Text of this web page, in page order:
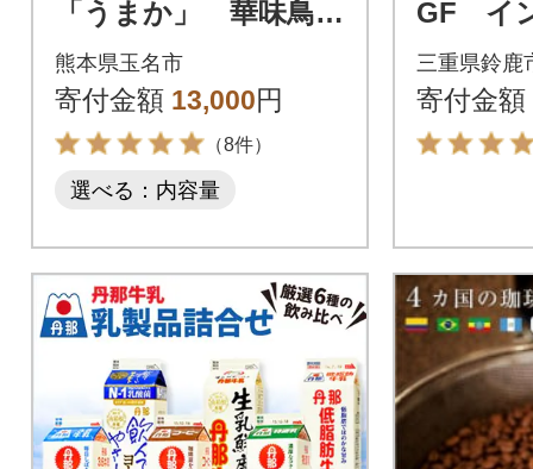
「うまか」 華味鳥1
00%使用 総合栄養
食 1.5kg
熊本県玉名市
寄付金額 13,000円
（8件）
選べる：内容量
GF イ
ーヒー
り
三重県鈴鹿
寄付金額